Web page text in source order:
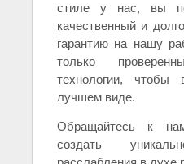
стиле у нас, вы
качественный и
гарантию на нашу
только
технологии, чтобы
лучшем виде.
Обращайтесь к
создать